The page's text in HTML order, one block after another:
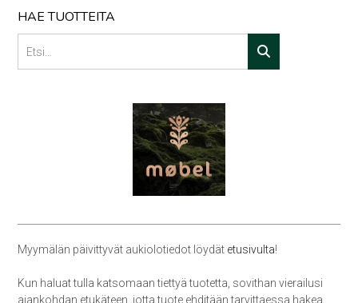
HAE TUOTTEITA
Myymälän päivittyvät aukiolotiedot löydät etusivulta!
Kun haluat tulla katsomaan tiettyä tuotetta, sovithan vierailusi
ajankohdan etukäteen, jotta tuote ehditään tarvittaessa hakea